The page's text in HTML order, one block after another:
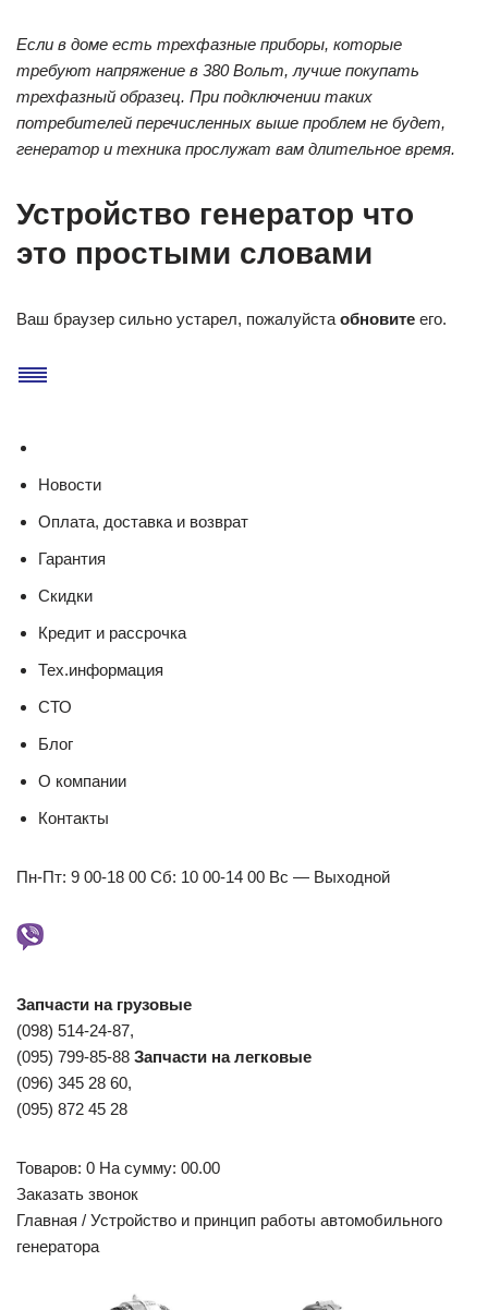
Если в доме есть трехфазные приборы, которые
требуют напряжение в 380 Вольт, лучше покупать
трехфазный образец. При подключении таких
потребителей перечисленных выше проблем не будет,
генератор и техника прослужат вам длительное время.
Устройство генератор что
это простыми словами
Ваш браузер сильно устарел, пожалуйста обновите его.
Новости
Оплата, доставка и возврат
Гарантия
Скидки
Кредит и рассрочка
Тех.информация
СТО
Блог
О компании
Контакты
Пн-Пт: 9 00-18 00 Сб: 10 00-14 00 Вс — Выходной
Запчасти на грузовые
(098) 514-24-87,
(095) 799-85-88 Запчасти на легковые
(096) 345 28 60,
(095) 872 45 28
Товаров: 0 На сумму: 00.00
Заказать звонок
Главная / Устройство и принцип работы автомобильного
генератора